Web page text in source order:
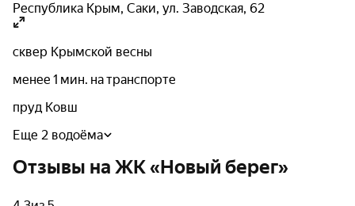
Здание возведено по монолитно-каркасной
керамических блоков для заполнения, что
гарантирует долговечность и надежность
минеральной ватой толщиной 100 мм с
последующим нанесением декоративной штукатурки
привлекательно, но и обеспечивает дополнительную
Республика Крым, Саки, ул. Заводская, 62
сквер Крымской весны
менее 1 мин. на транспорте
пруд Ковш
Еще 2 водоёма
Отзывы на ЖК «Новый берег»